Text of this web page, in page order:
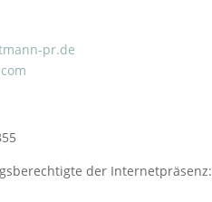
pr.de
der Internetpräsenz: